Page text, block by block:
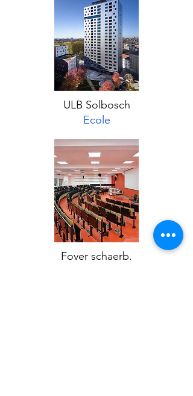
ULB Solbosch
Ecole
Foyer schaerb.